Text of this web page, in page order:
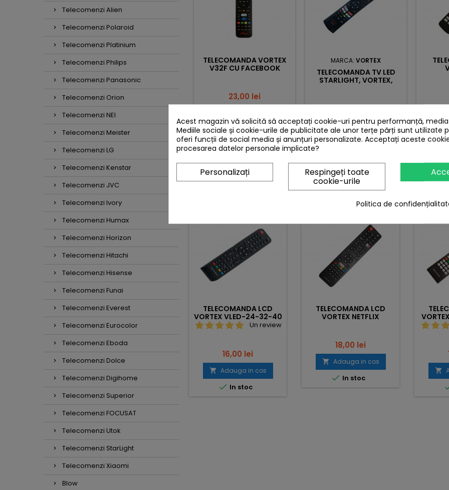
Telecomenzi Alien
Telecomenzi Polaroid
Telecomenzi Platinium
Telecomenzi Philips
Telecomenzi Panasonic
Telecomenzi Orion
Telecomenzi NEI
Telecomenzi Meister
Telecomenzi LG
Telecomenzi Kenstar
Telecomenzi JVC
Telecomenzi Ivory
Telecomenzi Humax
Telecomenzi Horizon
Telecomenzi Hitachi
Telecomenzi Hisense
Telecomenzi Funai
Telecomenzi Everest
Telecomenzi Eurocolor
Telecomenzi Eboda
Telecomenzi Dolce
Telecomenzi Digihome
Telecomenzi Superior
Telecomenzi FOCUSAT
Telecomenzi Utok
Telecomenzi StarLight
Telecomenzi Xiaomi
Blow
TELECOMANDA VORTEX
V32F CU FACEBOOK
Pret
23,00 lei
 In stoc
MARCA: VORTEX
TELECOMANDA TV LED
STARLIGHT, VORTEX,
Pret
 Adauga in cos
In stoc
FREQUENTLY PURCHASED TOGETHER
TELECOMANDA RYDER,
Pret
16,00 lei
 Adauga in cos
In stoc
TELECOMANDA LCD
VORTEX VLED-24-32-40
Un review
Pret
16,00 lei
 Adauga in cos
 In stoc
TELECOMANDA LCD
VORTEX NETFLIX
Pret
18,00 lei
 Adauga in cos
 In stoc

Acest magazin vă solicită să acceptați cookie-uri pentru performanță,
Mediile sociale și cookie-urile de publicitate ale unor terțe părți sunt utilizate
oferi funcții de social media și anunțuri personalizate. Acceptați aceste
procesarea datelor personale implicate?
Respingeți toate
cookie-urile
Personalizați
Politica de